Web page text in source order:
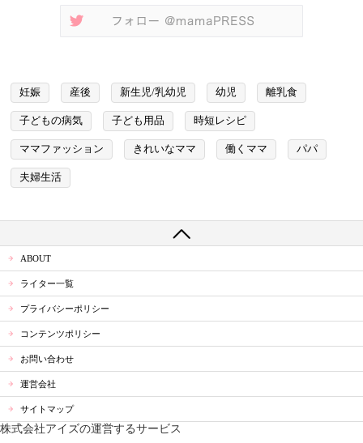
妊娠 産後 新生児/乳幼児 幼児 離乳食
子どもの病気 子ども用品 時短レシピ
ママファッション きれいなママ 働くママ パパ
夫婦生活
ABOUT
ライター一覧
プライバシーポリシー
コンテンツポリシー
お問い合わせ
運営会社
サイトマップ
株式会社アイズの運営するサービス